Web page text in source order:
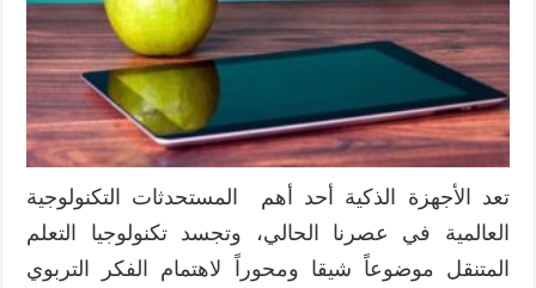
البيئة
الجامعية
مغلقة
تعد الأجهزة الذكية أحد أهم المستحدثات التكنولوجية
العالمية في عصرنا الحالي، وتجسد تكنولوجيا التعلم
المتنقل موضوعاً شيقا ومحوراً لاهتمام الفكر التربوي